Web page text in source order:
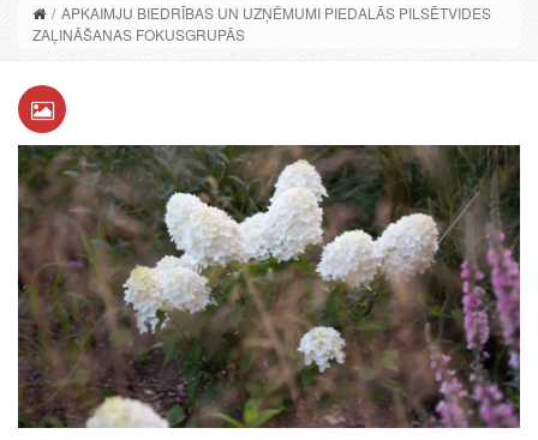
/ APKAIMJU BIEDRĪBAS UN UZŅĒMUMI PIEDALĀS PILSĒTVIDES
ZAĻINĀŠANAS FOKUSGRUPĀS